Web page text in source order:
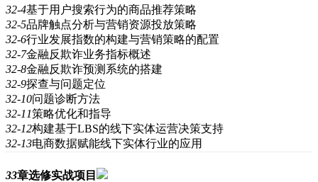
32-4基于用户搜索行为的商品推荐策略
32-5品牌触点分析与营销资源投放策略
32-6行业发展指数的构建与营销策略的配置
32-7金融反欺诈业务指标概述
32-8金融反欺诈预测系统的搭建
32-9探查与问题定位
32-10问题诊断方法
32-11策略优化和指导
32-12构建基于LBS的线下实体运营决策支持
32-13电商数据赋能线下实体行业的应用
33章选修实战项目